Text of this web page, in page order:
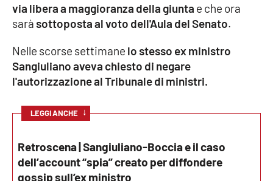
Venti di comunicazione
STREAMING
LaC TV
LaC Network
LaC OnAir
via libera a maggioranza della giunta e che ora
saràsottoposta al voto dell'Aula del Senato.
Nelle scorse settimane lo stesso ex ministro
Sangiuliano aveva chiesto di negare
l'autorizzazione al Tribunale di ministri.
LEGGI ANCHE ↓
Retroscena | Sangiuliano-Boccia e il caso
dell’account “spia” creato per diffondere
gossip sull’ex ministro